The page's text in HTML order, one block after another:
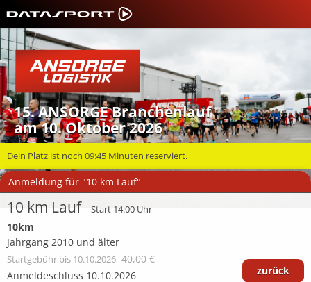
15. ANSORGE Branchenlauf
am 10. Oktober 2026
Dein Platz ist noch 09:45 Minuten reserviert.
Anmeldung für "10 km Lauf"
10 km Lauf Start 14:00 Uhr
10km
Jahrgang 2010 und älter
Startgebühr bis 10.10.2026 40,00 €
Anmeldeschluss 10.10.2026
zurück